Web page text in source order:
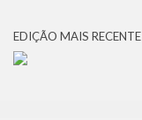
EDIÇÃO MAIS RECENTE